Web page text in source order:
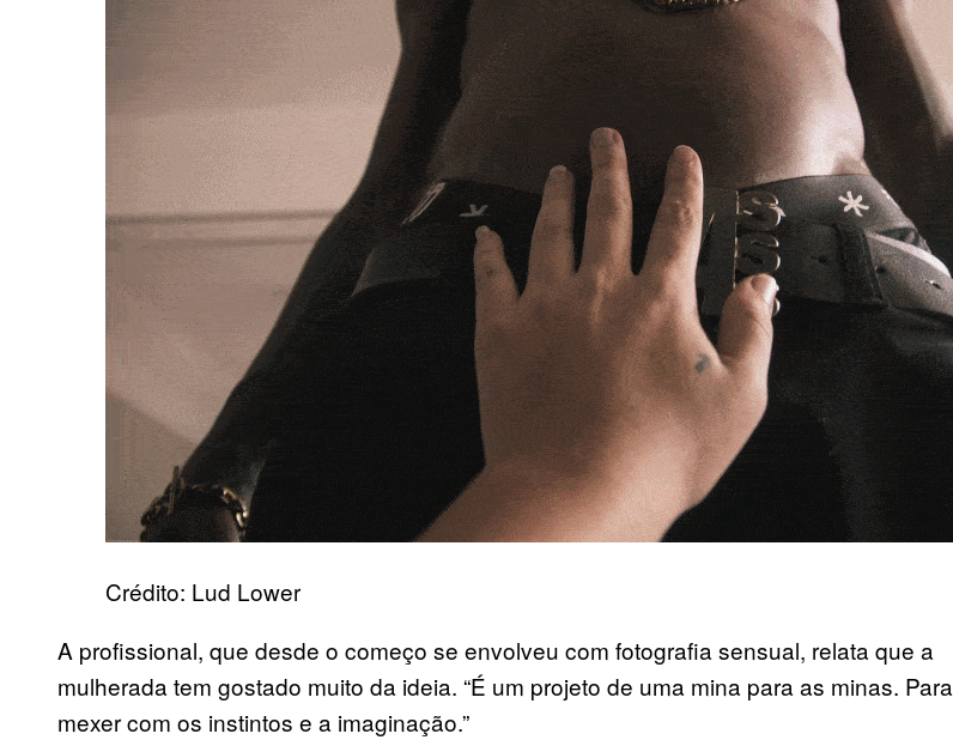
Crédito: Lud Lower
A profissional, que desde o começo se envolveu com fotografia sensual, relata que a
mulherada tem gostado muito da ideia. “É um projeto de uma mina para as minas. Para
mexer com os instintos e a imaginação.”